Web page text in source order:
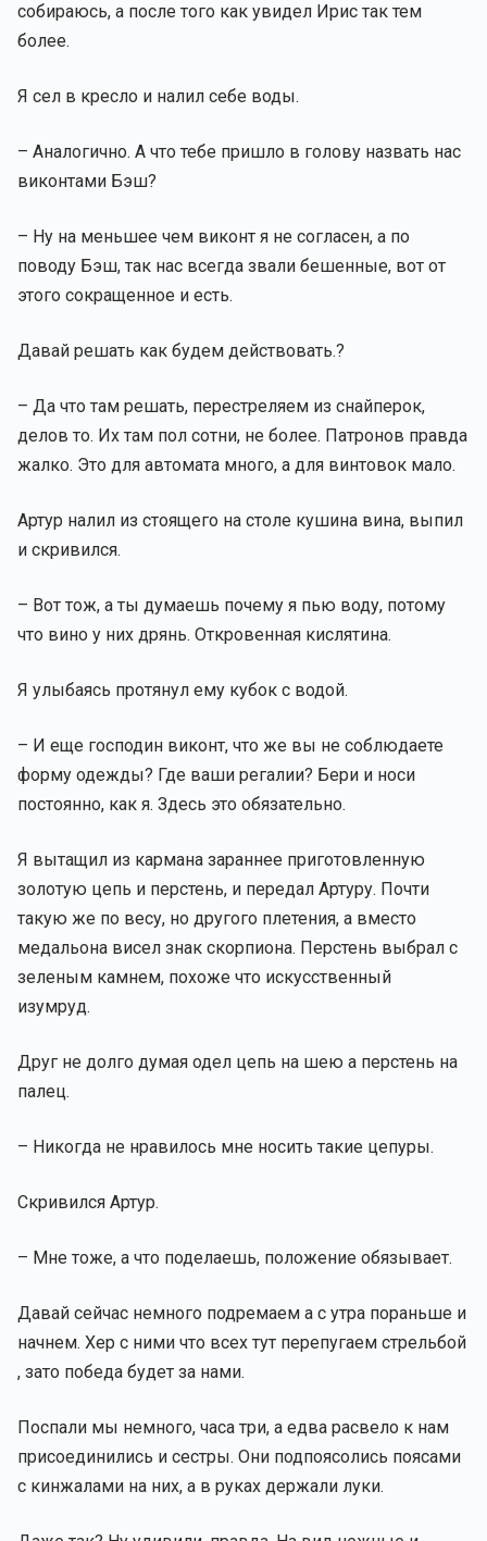
собираюсь, а после того как увидел Ирис так тем
более.
Я сел в кресло и налил себе воды.
– Аналогично. А что тебе пришло в голову назвать нас
виконтами Бэш?
– Ну на меньшее чем виконт я не согласен, а по
поводу Бэш, так нас всегда звали бешенные, вот от
этого сокращенное и есть.
Давай решать как будем действовать.?
– Да что там решать, перестреляем из снайперок,
делов то. Их там пол сотни, не более. Патронов правда
жалко. Это для автомата много, а для винтовок мало.
Артур налил из стоящего на столе кушина вина, выпил
и скривился.
– Вот тож, а ты думаешь почему я пью воду, потому
что вино у них дрянь. Откровенная кислятина.
Я улыбаясь протянул ему кубок с водой.
– И еще господин виконт, что же вы не соблюдаете
форму одежды? Где ваши регалии? Бери и носи
постоянно, как я. Здесь это обязательно.
Я вытащил из кармана зараннее приготовленную
золотую цепь и перстень, и передал Артуру. Почти
такую же по весу, но другого плетения, а вместо
медальона висел знак скорпиона. Перстень выбрал с
зеленым камнем, похоже что искусственный
изумруд.
Друг не долго думая одел цепь на шею а перстень на
палец.
– Никогда не нравилось мне носить такие цепуры.
Скривился Артур.
– Мне тоже, а что поделаешь, положение обязывает.
Давай сейчас немного подремаем а с утра пораньше и
начнем. Хер с ними что всех тут перепугаем стрельбой
, зато победа будет за нами.
Поспали мы немного, часа три, а едва расвело к нам
присоединились и сестры. Они подпоясолись поясами
с кинжалами на них, а в руках держали луки.